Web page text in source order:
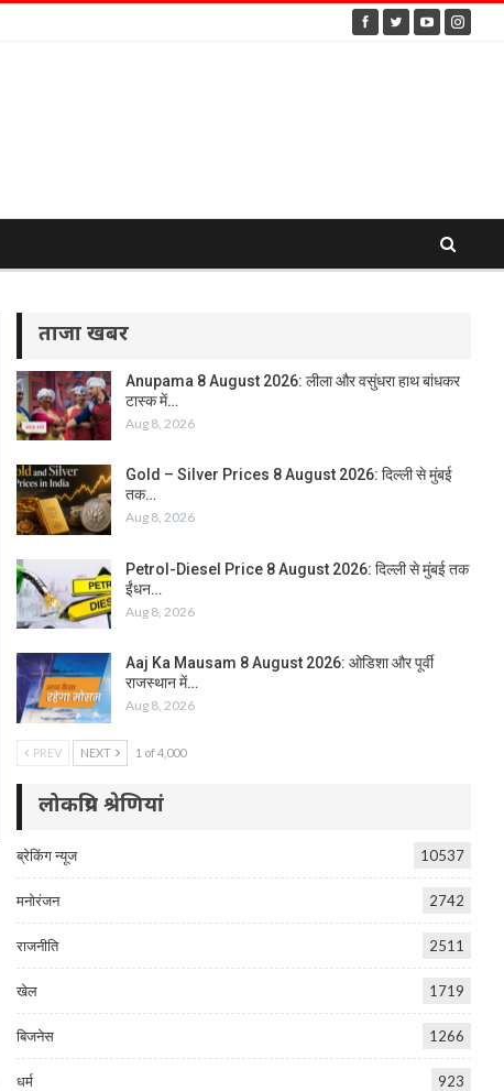
ताजा खबर
Anupama 8 August 2026: लीला और वसुंधरा हाथ बांधकर
टास्क में…
Aug 8, 2026
Gold – Silver Prices 8 August 2026: दिल्ली से मुंबई
तक…
Aug 8, 2026
Petrol-Diesel Price 8 August 2026: दिल्ली से मुंबई तक
ईंधन…
Aug 8, 2026
Aaj Ka Mausam 8 August 2026: ओडिशा और पूर्वी
राजस्थान में…
Aug 8, 2026
PREV NEXT 1 of 4,000
लोकप्रिय श्रेणियां
ब्रेकिंग न्यूज 10537
मनोरंजन 2742
राजनीति 2511
खेल 1719
बिजनेस 1266
धर्म 923